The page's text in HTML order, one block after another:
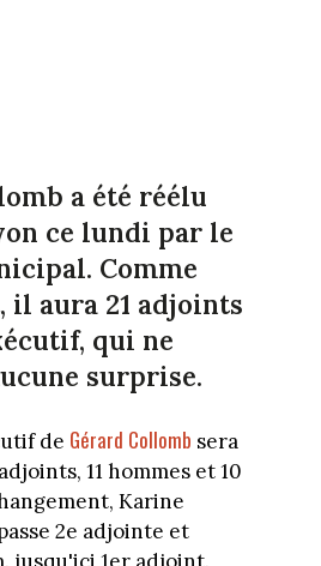
a été réélu
ce lundi par le
Comme
il aura 21 adjoints
qui ne
surprise.
de Gérard Collomb sera
11 hommes et 10
Karine
2e adjointe et